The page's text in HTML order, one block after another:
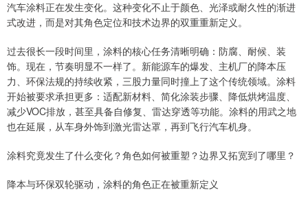
汽车涂料正在发生变化。这种变化不止于颜色、光泽或耐久性的渐进
式改进，而是对其角色定位和技术边界的双重重新定义。
过去很长一段时间里，涂料的核心任务清晰明确：防腐、耐候、装
饰。现在，节奏明显不一样了。新能源车的爆发、主机厂的降本压
力、环保法规的持续收紧，三股力量同时撞上了这个传统领域。涂料
开始被要求承担更多：适配新材料、简化涂装步骤、降低烘烤温度、
减少VOC排放，甚至具备自修复、雷达穿透等功能。涂料的用武之地
也在延展，从车身外饰到激光雷达罩，再到飞行汽车机身。
涂料究竟发生了什么变化？角色如何被重塑？边界又拓宽到了哪里？
降本与环保双轮驱动，涂料的角色正在被重新定义